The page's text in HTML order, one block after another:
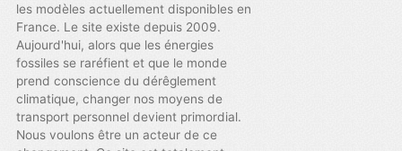
les modèles actuellement disponibles en
France. Le site existe depuis 2009.
Aujourd'hui, alors que les énergies
fossiles se raréfient et que le monde
prend conscience du dérêglement
climatique, changer nos moyens de
transport personnel devient primordial.
Nous voulons être un acteur de ce